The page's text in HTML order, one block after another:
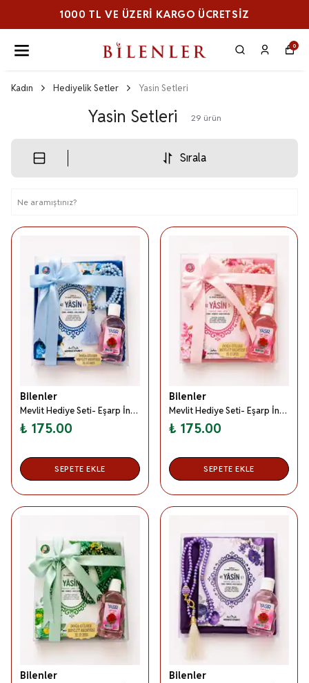
1000 TL VE ÜZERI KARGO ÜCRETSİZ
0
Kadın Hediyelik Setler Yasin Setleri
Yasin Setleri 29 ürün
Sırala
Bilenler
Mevlit Hediye Seti- Eşarp İnci Tesbih Gül Suyu Özel Kutulu Set Mavi
₺ 175.00
SEPETE EKLE
Bilenler
Mevlit Hediye Seti- Eşarp İnci Tesbih Gül Suyu Özel Kutulu Set Pembe
₺ 175.00
SEPETE EKLE
Bilenler Bilenler